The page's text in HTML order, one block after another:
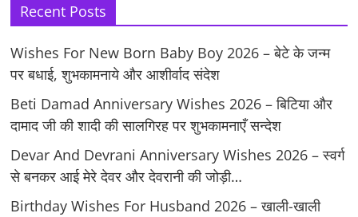
Recent Posts
Wishes For New Born Baby Boy 2026 – बेटे के जन्म
पर बधाई, शुभकामनाये और आशीर्वाद संदेश
Beti Damad Anniversary Wishes 2026 – बिटिया और
दामाद जी की शादी की सालगिरह पर शुभकामनाएँ सन्देश
Devar And Devrani Anniversary Wishes 2026 – स्वर्ग
से बनकर आई मेरे देवर और देवरानी की जोड़ी…
Birthday Wishes For Husband 2026 – खाली-खाली